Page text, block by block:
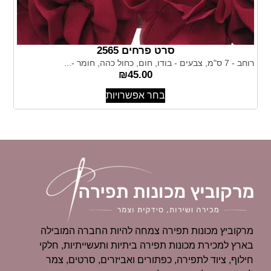
סרט פרחים 2565
רוחב - 7 ס"מ, צבעים - בודו, חום, כחול כהה, חומר -...
₪45.00
בחר אפשרויות
מרקוביץ מכונות תפירה צמחה להיות החברה המובילה
בארץ למכירת מכונות תפירה ביתיות ותעשייתיות, חלקי
חילוף, ציוד לתפירה, כפתורים ואביזרים, סרטים, צמר